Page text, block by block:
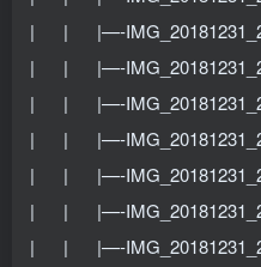
| | |—-
| | |—-
| | |—-
| | |—-
| | |—-
| | |—-
| | |—-